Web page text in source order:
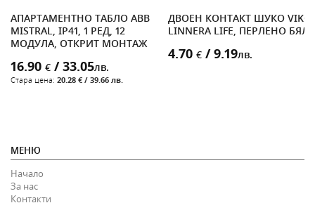
АПАРТАМЕНТНО ТАБЛО ABB
MISTRAL, IP41, 1 РЕД, 12
МОДУЛА, ОТКРИТ МОНТАЖ
16.90 € / 33.05лв.
Стара цена: 20.28 € / 39.66 лв.
ДВОЕН КОНТАКТ ШУКО VIKO
LINNERA LIFE, ПЕРЛЕНО
4.70 € / 9.19лв.
МЕНЮ
Начало
За нас
Контакти